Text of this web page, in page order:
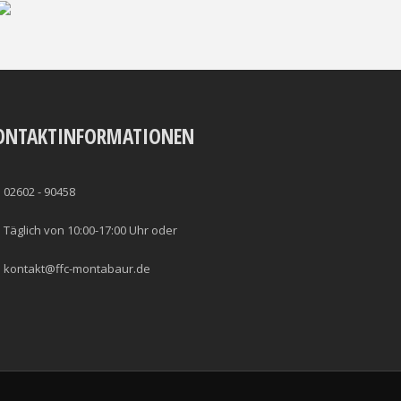
02602 - 90458
Täglich von 10:00-17:00 Uhr oder
kontakt@ffc-montabaur.de